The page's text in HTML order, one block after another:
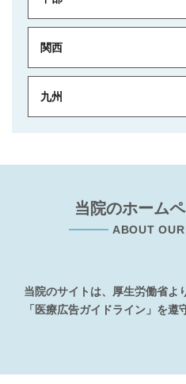
関西
九州
当院のホーム
ABOUT
当院のサイトは、厚生労働省よ
「医療広告ガイドライン」を遵